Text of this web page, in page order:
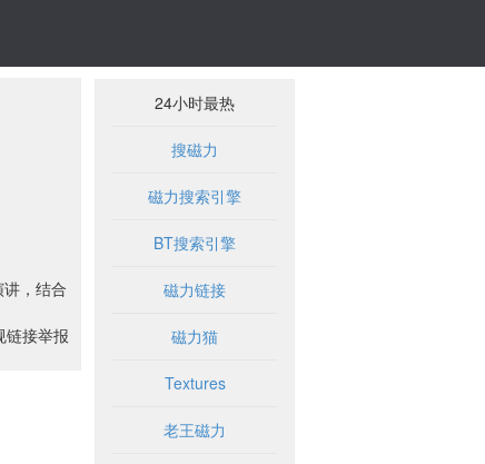
讲，结合
链接举报
24小时最热
搜磁力
磁力搜索引擎
BT搜索引擎
磁力链接
磁力猫
Textures
老王磁力